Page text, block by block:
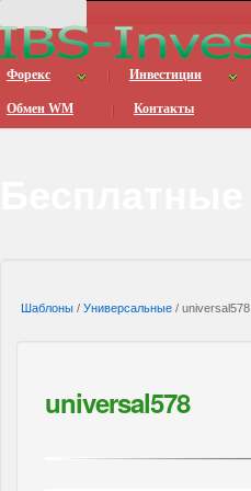
Форекс Инвестиции
Обмен WM Контакты
Шаблоны / Универсальные / universal578
universal578